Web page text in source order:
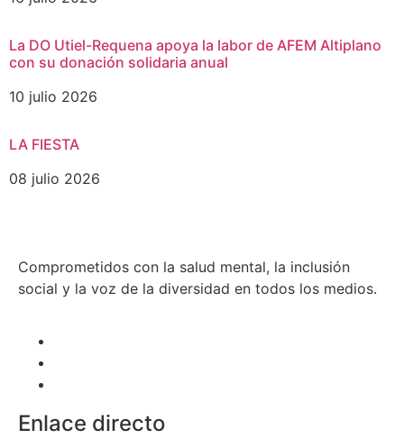
La DO Utiel-Requena apoya la labor de AFEM Altiplano
con su donación solidaria anual
10 julio 2026
LA FIESTA
08 julio 2026
Comprometidos con la salud mental, la inclusión
social y la voz de la diversidad en todos los medios.
Enlace directo